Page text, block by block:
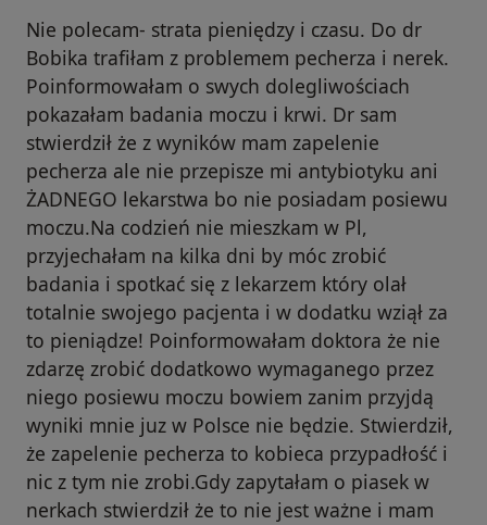
Nie polecam- strata pieniędzy i czasu. Do dr
Bobika trafiłam z problemem pecherza i nerek.
Poinformowałam o swych dolegliwościach
pokazałam badania moczu i krwi. Dr sam
stwierdził że z wyników mam zapelenie
pecherza ale nie przepisze mi antybiotyku ani
ŻADNEGO lekarstwa bo nie posiadam posiewu
moczu.Na codzień nie mieszkam w Pl,
przyjechałam na kilka dni by móc zrobić
badania i spotkać się z lekarzem który olał
totalnie swojego pacjenta i w dodatku wziął za
to pieniądze! Poinformowałam doktora że nie
zdarzę zrobić dodatkowo wymaganego przez
niego posiewu moczu bowiem zanim przyjdą
wyniki mnie juz w Polsce nie będzie. Stwierdził,
że zapelenie pecherza to kobieca przypadłość i
nic z tym nie zrobi.Gdy zapytałam o piasek w
nerkach stwierdził że to nie jest ważne i mam